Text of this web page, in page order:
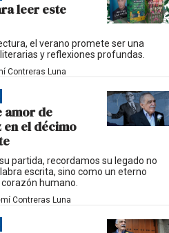
leer este
el verano promete ser una
y reflexiones profundas.
Contreras Luna
amor de
en el décimo
partida, recordamos su legado no
escrita, sino como un eterno
humano.
Contreras Luna